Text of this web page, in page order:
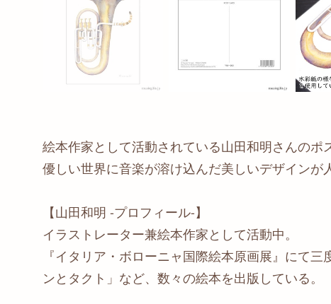
絵本作家として活動されている山田和明さんのポ
優しい世界に音楽が溶け込んだ美しいデザインが
【山田和明 -プロフィール-】
イラストレーター兼絵本作家として活動中。
『イタリア・ボローニャ国際絵本原画展』にて
ンとタクト」など、数々の絵本を出版している。